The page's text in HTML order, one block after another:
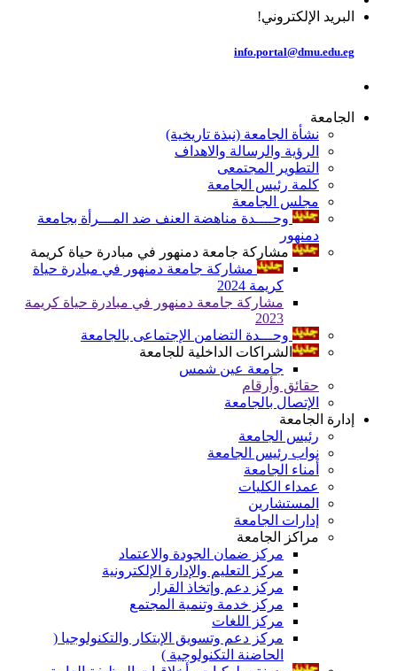
البريد الإلكتروني!
info.portal@dmu.edu.eg
الجامعة
نشأة الجامعة (نبذة تاريخية)
الرؤية والرسالة والاهداف
التطوير المجتمعى
كلمة رئيس الجامعة
مجلس الجامعة
وحــــدة مناهضة العنف ضد المـــرأة بجامعة
دمنهور
مشاركة جامعة دمنهور في مبادرة حياة كريمة
مشاركة جامعة دمنهور في مبادرة حياة
كريمة 2024
مشاركة جامعة دمنهور في مبادرة حياة كريمة
2023
وحـــدة التضامن الإجتماعى بالجامعة
الشراكات الداخلية للجامعة
جامعة عين شمس
حقائق وأرقام
الإتصال بالجامعة
إدارة الجامعة
رئيس الجامعة
نواب رئيس الجامعة
أمناء الجامعة
عمداء الكليات
المستشارين
إدارات الجامعة
مراكز الجامعة
مركز ضمان الجودة والاعتماد
مركز التعليم والإدارة الإلكترونية
مركز دعم وإتخاذ القرار
مركز خدمة وتنمية المجتمع
مركز اللغات
مركز دعم وتسويق الإبتكار والتكنولوجيا (
الحاضنة التكنولوجية )